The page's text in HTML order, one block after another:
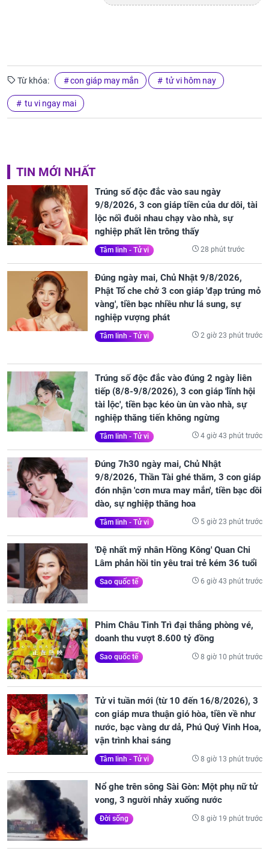
Từ khóa: con giáp may mắn tử vi hôm nay
tu vi ngay mai
TIN MỚI NHẤT
Trúng số độc đắc vào sau ngày
9/8/2026, 3 con giáp tiền của dư dôi, tài
lộc nối đuôi nhau chạy vào nhà, sự
nghiệp phất lên trông thấy
Tâm linh - Tử vi 28 phút trước
Đúng ngày mai, Chủ Nhật 9/8/2026,
Phật Tổ che chở 3 con giáp 'đạp trúng mỏ
vàng', tiền bạc nhiều như lá sung, sự
nghiệp vượng phát
Tâm linh - Tử vi 2 giờ 23 phút trước
Trúng số độc đắc vào đúng 2 ngày liên
tiếp (8/8-9/8/2026), 3 con giáp 'lĩnh hội
tài lộc', tiền bạc kéo ùn ùn vào nhà, sự
nghiệp thăng tiến không ngừng
Tâm linh - Tử vi 4 giờ 43 phút trước
Đúng 7h30 ngày mai, Chủ Nhật
9/8/2026, Thần Tài ghé thăm, 3 con giáp
đón nhận 'cơn mưa may mắn', tiền bạc dồi
dào, sự nghiệp thăng hoa
Tâm linh - Tử vi 5 giờ 23 phút trước
'Đệ nhất mỹ nhân Hồng Kông' Quan Chi
Lâm phản hồi tin yêu trai trẻ kém 36 tuổi
Sao quốc tế 6 giờ 43 phút trước
Phim Châu Tinh Trì đại thắng phòng vé,
doanh thu vượt 8.600 tỷ đồng
Sao quốc tế 8 giờ 10 phút trước
Tử vi tuần mới (từ 10 đến 16/8/2026), 3
con giáp mưa thuận gió hòa, tiền về như
nước, bạc vàng dư dả, Phú Quý Vinh Hoa,
vận trình khai sáng
Tâm linh - Tử vi 8 giờ 13 phút trước
Nổ ghe trên sông Sài Gòn: Một phụ nữ tử
vong, 3 người nhảy xuống nước
Đời sống 8 giờ 19 phút trước